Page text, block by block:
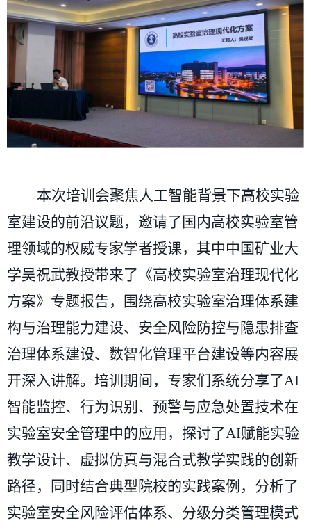
本次培训会聚焦人工智能背景下高校实验
室建设的前沿议题，邀请了国内高校实验室管
理领域的权威专家学者授课，其中中国矿业大
学吴祝武教授带来了《高校实验室治理现代化
方案》专题报告，围绕高校实验室治理体系建
构与治理能力建设、安全风险防控与隐患排查
治理体系建设、数智化管理平台建设等内容展
开深入讲解。培训期间，专家们系统分享了AI
智能监控、行为识别、预警与应急处置技术在
实验室安全管理中的应用，探讨了AI赋能实验
教学设计、虚拟仿真与混合式教学实践的创新
路径，同时结合典型院校的实践案例，分析了
实验室安全风险评估体系、分级分类管理模式